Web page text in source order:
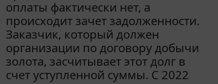
оплаты фактически нет, а
происходит зачет задолженности.
Заказчик, который должен
организации по договору добычи
золота, засчитывает этот долг в
счет уступленной суммы. С 2022